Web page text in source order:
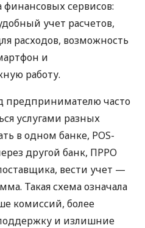
финансовых сервисов:
учет расчетов,
расходов, возможность
и
работу.
предпринимателю часто
услугами разных
в одном банке, POS-
другой банк, ПРРО
вести учет —
Такая схема означала
комиссий, более
и излишние